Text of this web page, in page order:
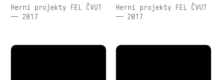
Herní projekty FEL ČVUT
— 2017
Herní projekty FEL ČVUT
— 2017